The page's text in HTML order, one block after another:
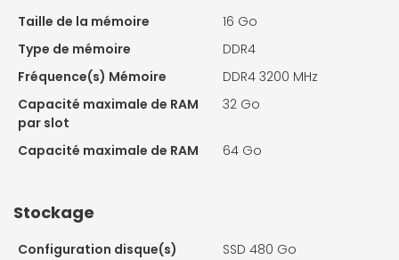
Taille de la mémoire
16 Go
Type de mémoire
DDR4
Fréquence(s) Mémoire
DDR4 3200 MHz
Capacité maximale de RAM
par slot
32 Go
Capacité maximale de RAM 64 Go
Stockage
Configuration disque(s)
SSD 480 Go